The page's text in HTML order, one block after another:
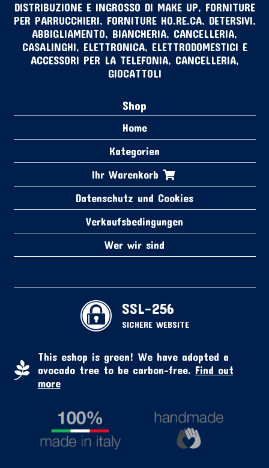
DISTRIBUZIONE E INGROSSO DI MAKE UP, FORNITURE
PER PARRUCCHIERI, FORNITURE HO.RE.CA, DETERSIVI,
ABBIGLIAMENTO, BIANCHERIA, CANCELLERIA,
CASALINGHI, ELETTRONICA, ELETTRODOMESTICI E
ACCESSORI PER LA TELEFONIA, CANCELLERIA,
GIOCATTOLI
Shop
Home
Kategorien
Ihr Warenkorb
Datenschutz und Cookies
Verkaufsbedingungen
Wer wir sind
SSL-256
SICHERE WEBSITE
This eshop is green! We have adopted a
avocado tree to be carbon-free. Find out
more